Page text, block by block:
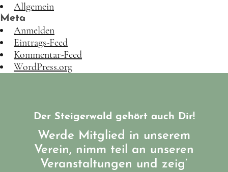
Allgemein
Meta
Anmelden
Eintrags-Feed
Kommentar-Feed
WordPress.org
Der Steigerwald gehört auch Dir!
Werde Mitglied in unserem
Verein, nimm teil an unseren
Veranstaltungen und zeig’